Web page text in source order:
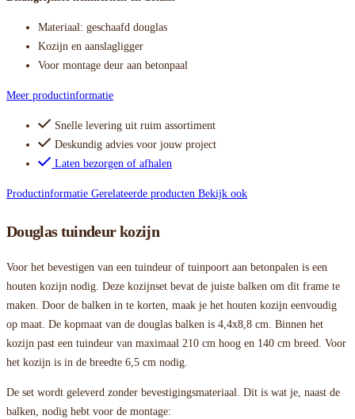
Materiaal: geschaafd douglas
Kozijn en aanslagligger
Voor montage deur aan betonpaal
Meer productinformatie
Snelle levering uit ruim assortiment
Deskundig advies voor jouw project
Laten bezorgen of afhalen
Productinformatie Gerelateerde producten Bekijk ook
Douglas tuindeur kozijn
Voor het bevestigen van een tuindeur of tuinpoort aan betonpalen is een
houten kozijn nodig. Deze kozijnset bevat de juiste balken om dit frame te
maken. Door de balken in te korten, maak je het houten kozijn eenvoudig
op maat. De kopmaat van de douglas balken is 4,4x8,8 cm. Binnen het
kozijn past een tuindeur van maximaal 210 cm hoog en 140 cm breed. Voor
het kozijn is in de breedte 6,5 cm nodig.
De set wordt geleverd zonder bevestigingsmateriaal. Dit is wat je, naast de
balken, nodig hebt voor de montage: